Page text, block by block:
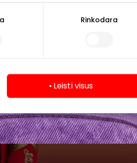
Rinkodara
Leisti visus